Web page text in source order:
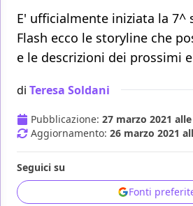
E' ufficialmente iniziata la 7^
Flash ecco le storyline che
e le descrizioni dei prossimi
di Teresa Soldani
Pubblicazione: 27 marzo 2021
Aggiornamento: 26 marzo 2021
Seguici su
Fonti